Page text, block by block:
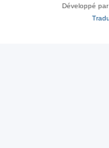
Développé par